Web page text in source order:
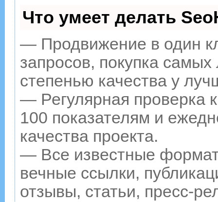
Что умеет делать
— Продвижение в один
запросов, покупка
степенью качества у
— Регулярная проверка
100 показателям и
качества проекта.
— Все известные
вечные ссылки,
отзывы, статьи, пресс-